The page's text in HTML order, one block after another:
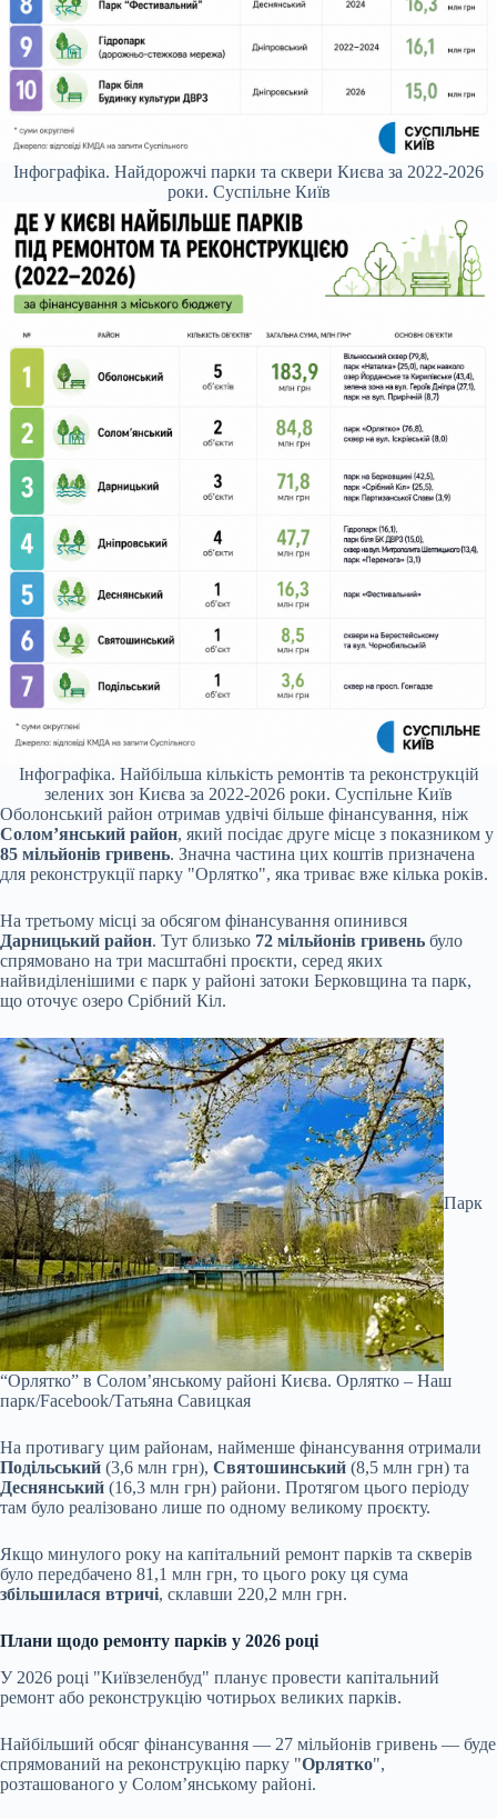
Інфографіка. Найдорожчі парки та сквери Києва за 2022-2026
роки. Суспільне Київ
Інфографіка. Найбільша кількість ремонтів та реконструкцій
зелених зон Києва за 2022-2026 роки. Суспільне Київ
Оболонський район отримав удвічі більше фінансування, ніж
Солом’янський район, який посідає друге місце з показником у
85 мільйонів гривень. Значна частина цих коштів призначена
для реконструкції парку "Орлятко", яка триває вже кілька років.
На третьому місці за обсягом фінансування опинився
Дарницький район. Тут близько 72 мільйонів гривень було
спрямовано на три масштабні проєкти, серед яких
найвиділенішими є парк у районі затоки Берковщина та парк,
що оточує озеро Срібний Кіл.
Парк
“Орлятко” в Соломʼянському районі Києва. Орлятко – Наш
парк/Facebook/Татьяна Савицкая
На противагу цим районам, найменше фінансування отримали
Подільський (3,6 млн грн), Святошинський (8,5 млн грн) та
Деснянський (16,3 млн грн) райони. Протягом цього періоду
там було реалізовано лише по одному великому проєкту.
Якщо минулого року на капітальний ремонт парків та скверів
було передбачено 81,1 млн грн, то цього року ця сума
збільшилася втричі, склавши 220,2 млн грн.
Плани щодо ремонту парків у 2026 році
У 2026 році "Київзеленбуд" планує провести капітальний
ремонт або реконструкцію чотирьох великих парків.
Найбільший обсяг фінансування — 27 мільйонів гривень — буде
спрямований на реконструкцію парку "Орлятко",
розташованого у Солом’янському районі.